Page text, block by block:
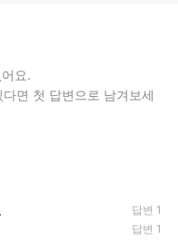
요.
면 첫 답변으로 남겨보세
답변 1
답변 1